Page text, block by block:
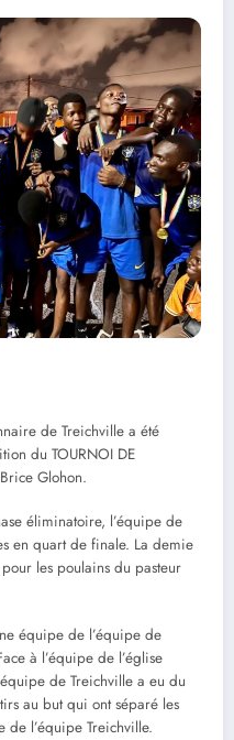
de Treichville a été
du TOURNOI DE
Glohon.
éliminatoire, l’équipe de
en quart de finale. La demie
les poulains du pasteur
équipe de l’équipe de
à l’équipe de l’église
de Treichville a eu du
au but qui ont séparé les
de l’équipe Treichville.